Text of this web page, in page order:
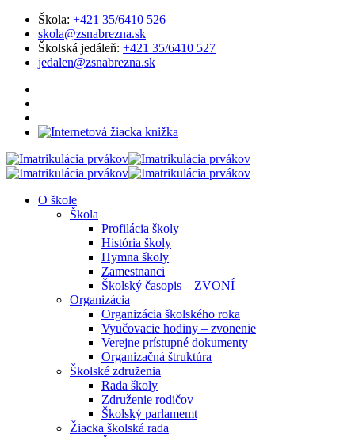
Škola: +421 35/6410 526
skola@zsnabrezna.sk
Školská jedáleň: +421 35/6410 527
jedalen@zsnabrezna.sk
O škole
Škola
Profilácia školy
História školy
Hymna školy
Zamestnanci
Školský časopis – ZVONÍ
Organizácia
Organizácia školského roka
Vyučovacie hodiny – zvonenie
Verejne prístupné dokumenty
Organizačná štruktúra
Školské združenia
Rada školy
Združenie rodičov
Školský parlamemt
Žiacka školská rada